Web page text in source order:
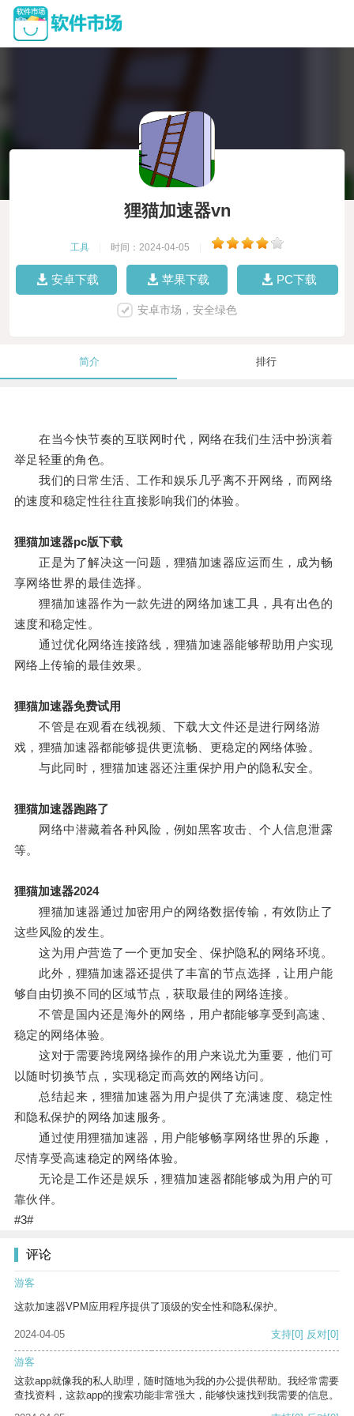
狸猫加速器vn
工具 时间：2024-04-05
安卓下载 苹果下载 PC下载
安卓市场，安全绿色
简介 排行
在当今快节奏的互联网时代，网络在我们生活中扮演着
举足轻重的角色。
我们的日常生活、工作和娱乐几乎离不开网络，而网络
的速度和稳定性往往直接影响我们的体验。
狸猫加速器pc版下载
正是为了解决这一问题，狸猫加速器应运而生，成为畅
享网络世界的最佳选择。
狸猫加速器作为一款先进的网络加速工具，具有出色的
速度和稳定性。
通过优化网络连接路线，狸猫加速器能够帮助用户实现
网络上传输的最佳效果。
狸猫加速器免费试用
不管是在观看在线视频、下载大文件还是进行网络游
戏，狸猫加速器都能够提供更流畅、更稳定的网络体验。
与此同时，狸猫加速器还注重保护用户的隐私安全。
狸猫加速器跑路了
网络中潜藏着各种风险，例如黑客攻击、个人信息泄露
等。
狸猫加速器2024
狸猫加速器通过加密用户的网络数据传输，有效防止了
这些风险的发生。
这为用户营造了一个更加安全、保护隐私的网络环境。
此外，狸猫加速器还提供了丰富的节点选择，让用户能
够自由切换不同的区域节点，获取最佳的网络连接。
不管是国内还是海外的网络，用户都能够享受到高速、
稳定的网络体验。
这对于需要跨境网络操作的用户来说尤为重要，他们可
以随时切换节点，实现稳定而高效的网络访问。
总结起来，狸猫加速器为用户提供了充满速度、稳定性
和隐私保护的网络加速服务。
通过使用狸猫加速器，用户能够畅享网络世界的乐趣，
尽情享受高速稳定的网络体验。
无论是工作还是娱乐，狸猫加速器都能够成为用户的可
靠伙伴。
#3#
评论
游客
这款加速器VPM应用程序提供了顶级的安全性和隐私保护。
2024-04-05 支持[0] 反对[0]
游客
这款app就像我的私人助理，随时随地为我的办公提供帮助。我经常需要
查找资料，这款app的搜索功能非常强大，能够快速找到我需要的信息。